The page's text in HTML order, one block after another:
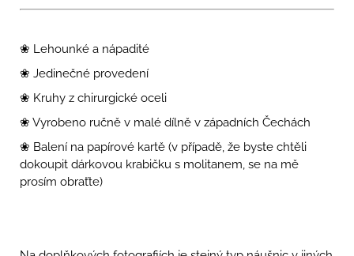
❀ Lehounké a nápadité
❀ Jedinečné provedení
❀ Kruhy z chirurgické oceli
❀ Vyrobeno ručně v malé dílně v západních Čechách
❀ Balení na papírové kartě (v případě, že byste chtěli
dokoupit dárkovou krabičku s molitanem, se na mě
prosím obraťte)